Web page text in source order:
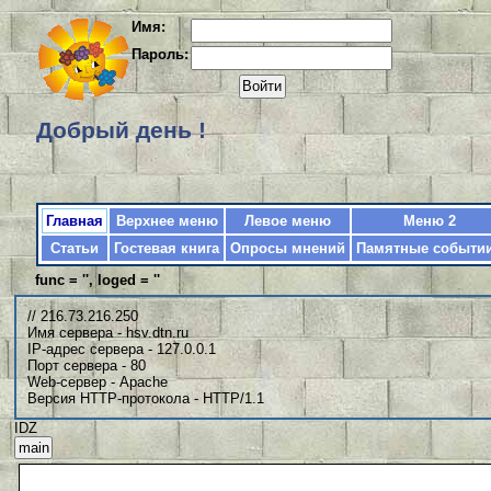
Имя:
Пароль:
Добрый день !
Главная Верхнее меню Левое меню
Меню 2
Статьи
Гостевая книга Опросы мнений
Памятные
func = '', loged = ''
// 216.73.216.250
Имя сервера - hsv.dtn.ru
IP-адрес сервера - 127.0.0.1
Порт сервера - 80
Web-сервер - Apache
Версия HTTP-протокола - HTTP/1.1
IDZ